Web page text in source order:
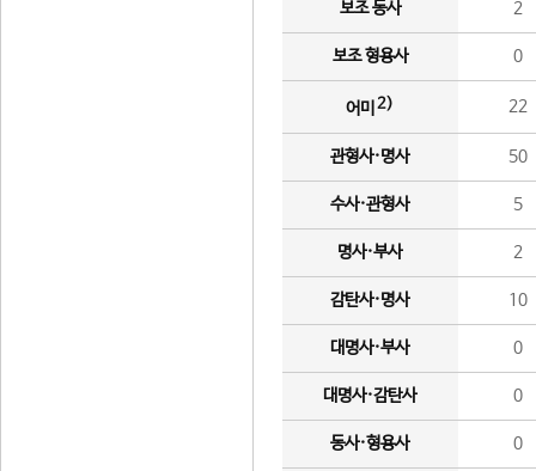
보조 동사 2
보조 형용사 0
어미 2) 22
관형사·명사 50
수사·관형사 5
명사·부사 2
감탄사·명사 10
대명사·부사 0
대명사·감탄사 0
동사·형용사 0